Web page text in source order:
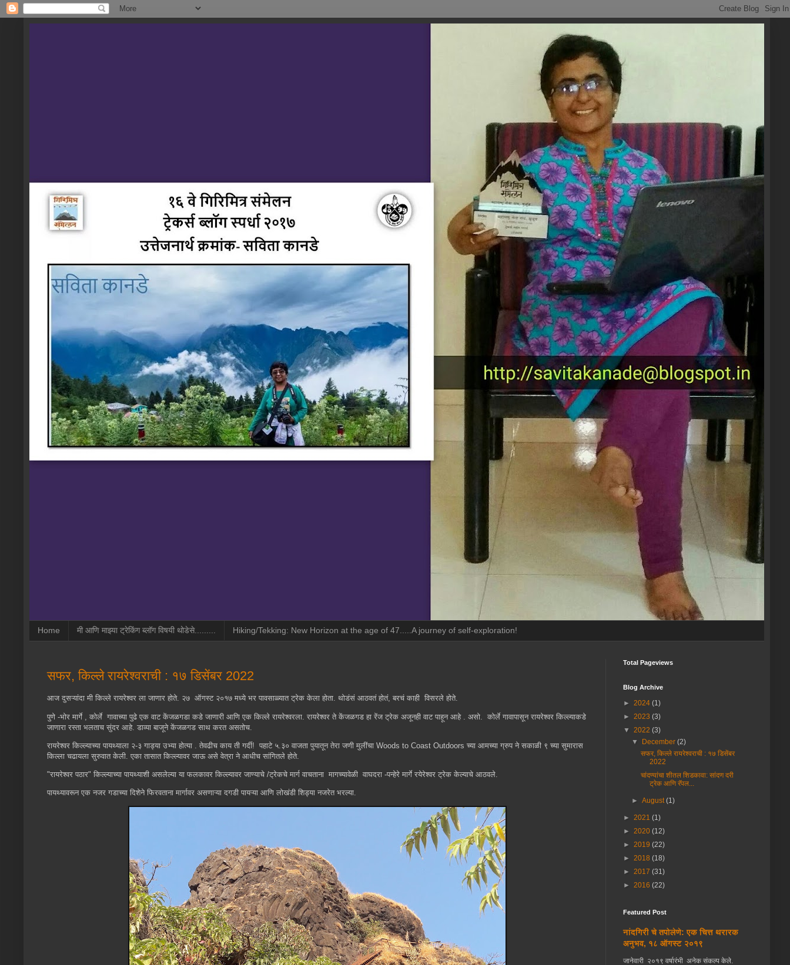
Home मी आणि माझ्या ट्रेकिंग ब्लॉग विषयी थोडेसे......... Hiking/Tekking: New Horizon at the age of 47.....A journey of self-exploration!
सफर, किल्ले रायरेश्वराची : १७ डिसेंबर 2022
आज दुसऱ्यांदा मी किल्ले रायरेश्वर ला जाणार होते. २७ ऑगस्ट २०१७ मध्ये भर पावसाळ्यात ट्रेक केला होता. थोडंसं आठवतं होतं, बरचं काही विसरले होते.
पुणे -भोर मार्गे , कोर्ले गावाच्या पुढे एक वाट केंजळगडा कडे जाणारी आणि एक किल्ले रायरेश्वरला. रायरेश्वर ते केंजळगड हा रेंज ट्रेक अजूनही वाट पाहून आहे . असो. कोर्ले गावापासून रायरेश्वर किल्ल्याकडे
जाणारा रस्ता भलताच सुंदर आहे. डाव्या बाजूने केंजळगड साथ करत असतोच.
रायरेश्वर किल्ल्याच्या पायथ्याला २-३ गाड्या उभ्या होत्या . तेवढीच काय ती गर्दी! पहाटे ५.३० वाजता पुयातून तेरा जणी मुलींचा Woods to Coast Outdoors च्या आमच्या ग्रुप ने सकाळी ९ च्या सुमारास
किल्ला चढायला सुरुवात केली. एका तासात किल्ल्यावर जाऊ असे वेत्रा ने आधीच सांगितले होते.
"रायरेश्वर पठार" किल्ल्याच्या पायथ्याशी असलेल्या या फलकावर किल्ल्यावर जाण्याचे /ट्रेकचे मार्ग वाचताना मागच्यावेळी वाघदरा -पन्हेरे मार्गे रयेरेश्वर ट्रेक केल्याचे आठवले.
पायथ्यावरून एक नजर गडाच्या दिशेने फिरवताना मार्गावर असणाऱ्या दगडी पायऱ्या आणि लोखंडी शिड्या नजरेत भरल्या.
Total Pageviews
Blog Archive
► 2024 (1)
► 2023 (3)
▼ 2022 (3)
▼ December(2)
सफर, किल्ले रायरेश्वराची : १७ डिसेंबर
2022
चांदण्यांचा शीतल शिडकावा: सांदण दरी
ट्रेक आणि रॅपल...
►August(1)
► 2021 (1)
► 2020 (12)
► 2019 (22)
► 2018 (18)
► 2017 (31)
► 2016 (22)
Featured Post
नांदगिरी चे तपोलेणे: एक चित्त थरारक
अनुभव, १८ ऑगस्ट २०१९
जानेवारी २०१९ वर्षारंभी अनेक संकल्प केले.